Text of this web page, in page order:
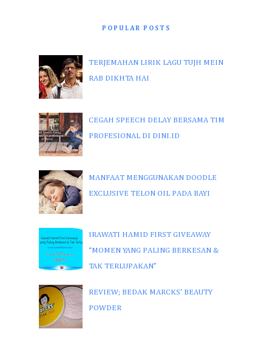
POPULAR POSTS
TERJEMAHAN LIRIK LAGU TUJH MEIN
RAB DIKHTA HAI
CEGAH SPEECH DELAY BERSAMA TIM
PROFESIONAL DI DINI.ID
MANFAAT MENGGUNAKAN DOODLE
EXCLUSIVE TELON OIL PADA BAYI
IRAWATI HAMID FIRST GIVEAWAY
“MOMEN YANG PALING BERKESAN &
TAK TERLUPAKAN”
REVIEW; BEDAK MARCKS' BEAUTY
POWDER